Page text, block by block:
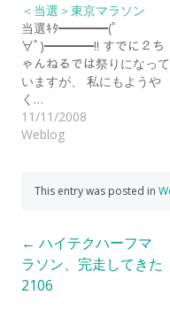
＜当選＞東京マラソン
当選ｷﾀ━━━━(ﾟ
∀ﾟ)━━━━!! すでに２ち
ゃんねるでは祭りになって
いますが、 私にもようや
く…
11/11/2008
Weblog
This entry was posted in
Post
← ハイテクハーフマ
ラソン、完走してきた
2106